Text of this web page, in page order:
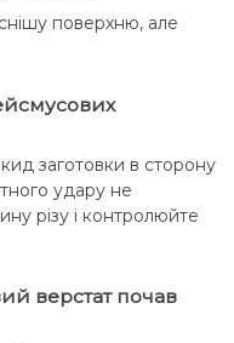
поверхню, але
заготовки в сторону
удару не
різу і контролюйте
верстат почав